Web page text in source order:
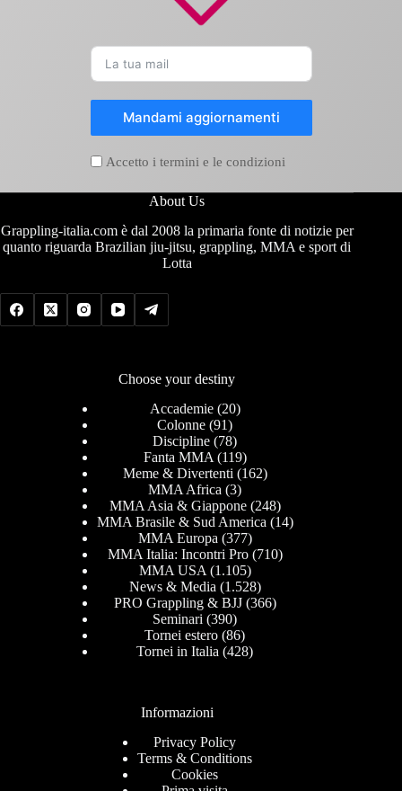
Mandami aggiornamenti
Accetto i termini e le condizioni
About Us
Grappling-italia.com è dal 2008 la primaria fonte di notizie per
quanto riguarda Brazilian jiu-jitsu, grappling, MMA e sport di
Lotta
Choose your destiny
Accademie(20)
Colonne (91)
Discipline (78)
Fanta MMA (119)
Meme & Divertenti (162)
MMA Africa (3)
MMA Asia & Giappone(248)
MMA Brasile & Sud America (14)
MMA Europa (377)
MMA Italia: Incontri Pro(710)
MMA USA (1.105)
News & Media (1.528)
PRO Grappling & BJJ(366)
Seminari (390)
Tornei estero (86)
Tornei in Italia (428)
Informazioni
Privacy Policy
Terms & Conditions
Cookies